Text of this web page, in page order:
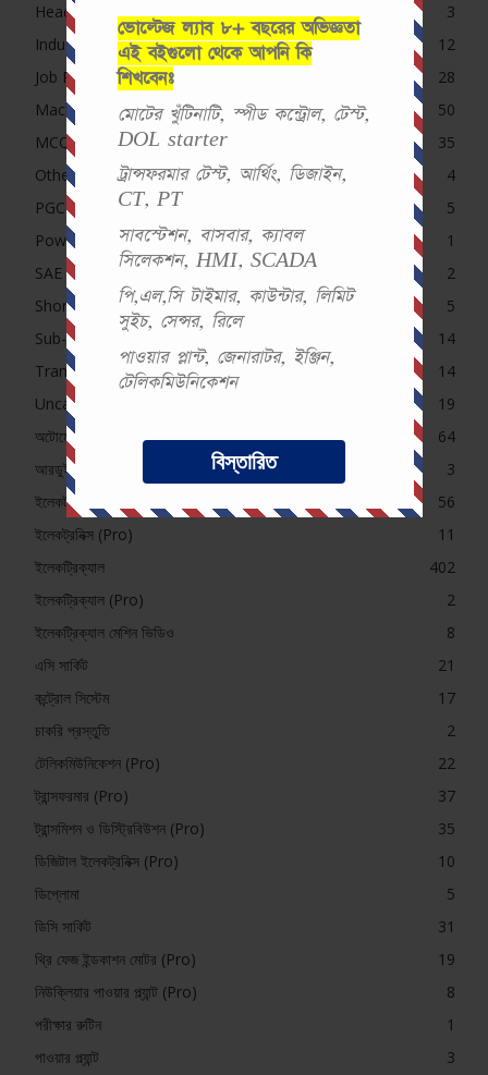
ভোল্টেজ ল্যাব ৮+ বছরের অভিজ্ঞতা
এই বইগুলো থেকে আপনি কি
শিখবেনঃ
মোটের খুঁটিনাটি, স্পীড কন্ট্রোল, টেস্ট,
DOL starter
ট্রান্সফরমার টেস্ট, আর্থিং, ডিজাইন,
CT, PT
সাবস্টেশন, বাসবার, ক্যাবল
সিলেকশন, HMI, SCADA
পি,এল,সি টাইমার, কাউন্টার, লিমিট
সুইচ, সেন্সর, রিলে
পাওয়ার প্লান্ট, জেনারাটর, ইঞ্জিন,
টেলিকমিউনিকেশন
বিস্তারিত
Headline
3
Induction Motor MCQ
12
Job Preparation
28
Machine
50
MCQ
35
Others Exam
4
PGCB MCQ
5
Power System
1
SAE Course Contents
2
Short Question (Pro)
5
Sub-Station
14
Transformer MCQ
14
Uncategorized
19
অটোমেশন (Pro)
64
আরডুইনো
3
ইলেকট্রনিক্স (Pro)
56
ইলেকট্রনিক্স (Pro)
11
ইলেকট্রিক্যাল
402
ইলেকট্রিক্যাল (Pro)
2
ইলেকট্রিক্যাল মেশিন ভিডিও
8
এসি সার্কিট
21
কন্ট্রোল সিস্টেম
17
চাকরি প্রস্তুতি
2
টেলিকমিউনিকেশন (Pro)
22
ট্রান্সফরমার (Pro)
37
ট্রান্সমিশন ও ডিস্ট্রিবিউশন (Pro)
35
ডিজিটাল ইলেকট্রনিক্স (Pro)
10
ডিপ্লোমা
5
ডিসি সার্কিট
31
থ্রি ফেজ ইন্ডকাশন মোটর (Pro)
19
নিউক্লিয়ার পাওয়ার প্ল্যান্ট (Pro)
8
পরীক্ষার রুটিন
1
পাওয়ার প্ল্যান্ট
3